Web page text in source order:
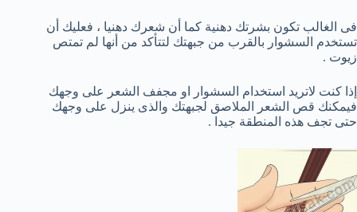
فى الغالب تكون بشرتك دهنية كما أن شعرك دهنيا ، فعليك أن
تستخدم السشوار بالقرب من جبهتك لتتأكد من أنها لم تمتص
زيوت .
إذا كنت لاتريد استخدام السشوار او مجفف الشعر على وجهك
فيمكنك قص الشعر الملاصق لجبهتك والذى ينزل على وجهك
حتى تجف هذه المنطقة جيدا .